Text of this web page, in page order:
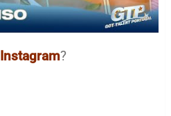
Instagram?